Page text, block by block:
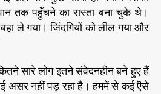
तक पहुँचने का रास्ता बना चुके थे।
ले गया। जिंदगियों को लील गया और
सारे लोग इतने संवेदनहीन बने हुए हैं
असर नहीं पड़ रहा है। हममें से कई ऎसे